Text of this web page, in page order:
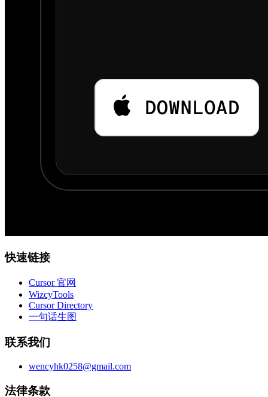
快速链接
Cursor 官网
WizcyTools
Cursor Directory
一句话生图
联系我们
wencyhk0258@gmail.com
法律条款